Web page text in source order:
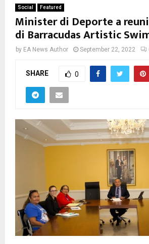
Social Featured
Minister di Deporte a
di Barracudas Artistic
by EA News Author September 22, 2022
SHARE 0